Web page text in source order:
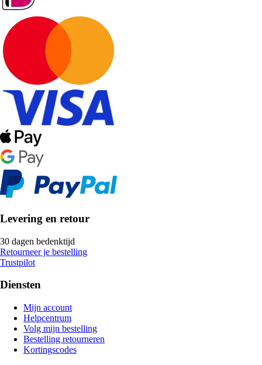
Levering en retour
30 dagen bedenktijd
Retourneer je bestelling
Trustpilot
Diensten
Mijn account
Helpcentrum
Volg mijn bestelling
Bestelling retourneren
Kortingscodes